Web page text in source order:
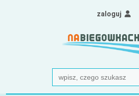
portal miłośników
Search
for:
zaloguj